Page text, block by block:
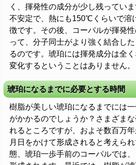
く、揮発性の成分が少し残ってい
不安定で、熱にも150℃くらいで溶
徴です。その後、コーパルが揮発
って、分子同士がより強く結合し
るのです。琥珀には揮発成分は全
変化するということはありません。
琥珀になるまでに必要とする時間
樹脂が美しい琥珀になるまでには
がかかるのでしょうか？さまざま
れるところですが、およそ数百万
月日をかけて形成されると考えら
態、琥珀一歩手前のコーパルでは